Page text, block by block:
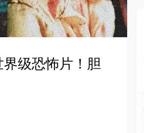
级恐怖片！胆